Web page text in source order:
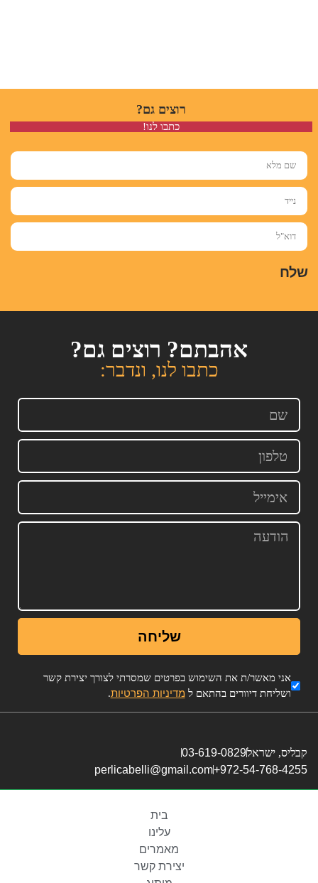
רוצים גם?
כתבו לנו!
שלח
אהבתם? רוצים גם?
כתבו לנו, ונדבר:
אני מאשר/ת את השימוש בפרטים שמסרתי לצורך יצירת קשר
ושליחת דיוורים בהתאם ל מדיניות הפרטיות.
שליחה
קבליס, ישראל03-619-0829
972-54-768-4255+
perlicabelli@gmail.com
בית
עלינו
מאמרים
יצירת קשר